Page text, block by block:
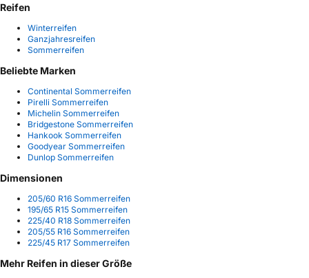
Reifen
Winterreifen
Ganzjahresreifen
Sommerreifen
Beliebte Marken
Continental Sommerreifen
Pirelli Sommerreifen
Michelin Sommerreifen
Bridgestone Sommerreifen
Hankook Sommerreifen
Goodyear Sommerreifen
Dunlop Sommerreifen
Dimensionen
205/60 R16 Sommerreifen
195/65 R15 Sommerreifen
225/40 R18 Sommerreifen
205/55 R16 Sommerreifen
225/45 R17 Sommerreifen
Mehr Reifen in dieser Größe